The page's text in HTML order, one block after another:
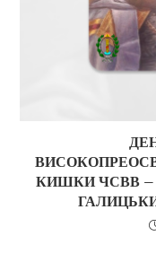
КИШКИ ЧСВВ –